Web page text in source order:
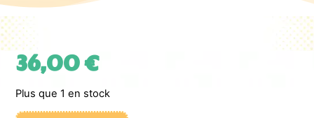
36,00€
Plus que 1 en stock